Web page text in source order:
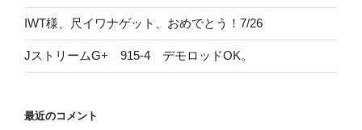
IWT様、尺イワナゲット、おめでとう！7/26
JストリームG+ 915-4 デモロッドOK。
最近のコメント